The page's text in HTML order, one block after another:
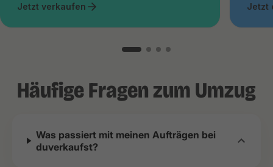
Jetzt verkaufen Jetzt
Häufige Fragen zum Umzug
Was passiert mit meinen Aufträgen bei
duverkaufst?